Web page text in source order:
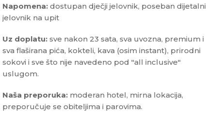
Napomena: dostupan dječji jelovnik, poseban dijetalni
jelovnik na upit
Uz doplatu: sve nakon 23 sata, sva uvozna, premium i
sva flaširana pića, kokteli, kava (osim instant), prirodni
sokovi i sve što nije navedeno pod "all inclusive"
uslugom.
Naša preporuka: moderan hotel, mirna lokacija,
preporučuje se obiteljima i parovima.